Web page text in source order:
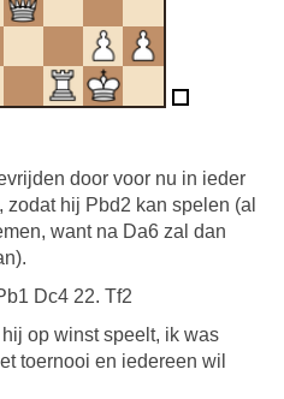
door voor nu in ieder
hij Pbd2 kan spelen (al
want na Da6 zal dan
Dc4 22. Tf2
op winst speelt, ik was
toernooi en iedereen wil